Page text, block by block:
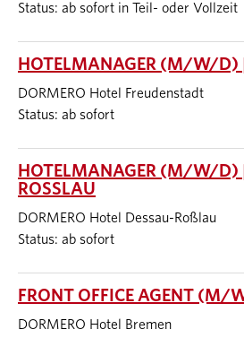
Status: ab sofort in Teil- oder Vollzeit
HOTELMANAGER (M/W/D)
DORMERO Hotel Freudenstadt
Status: ab sofort
HOTELMANAGER (M/W/D)
ROSSLAU
DORMERO Hotel Dessau-Roßlau
Status: ab sofort
FRONT OFFICE AGENT (M/
DORMERO Hotel Bremen